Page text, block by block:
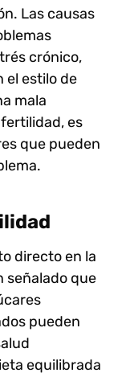
Las causas
crónico,
el estilo de
mala
es
que pueden
directo en la
señalado que
pueden
equilibrada